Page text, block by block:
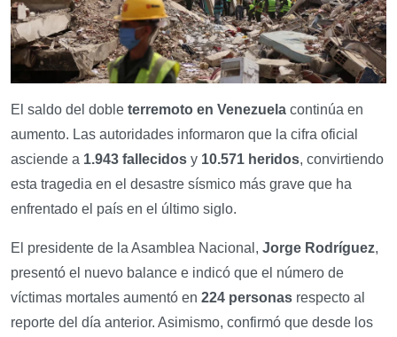
El saldo del doble terremoto en Venezuela continúa en
aumento. Las autoridades informaron que la cifra oficial
asciende a 1.943 fallecidos y 10.571 heridos, convirtiendo
esta tragedia en el desastre sísmico más grave que ha
enfrentado el país en el último siglo.
El presidente de la Asamblea Nacional, Jorge Rodríguez,
presentó el nuevo balance e indicó que el número de
víctimas mortales aumentó en 224 personas respecto al
reporte del día anterior. Asimismo, confirmó que desde los